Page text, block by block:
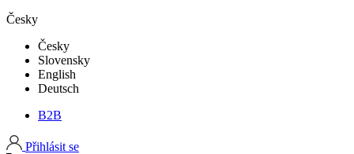
Česky
Česky
Slovensky
English
Deutsch
B2B
Přihlásit se